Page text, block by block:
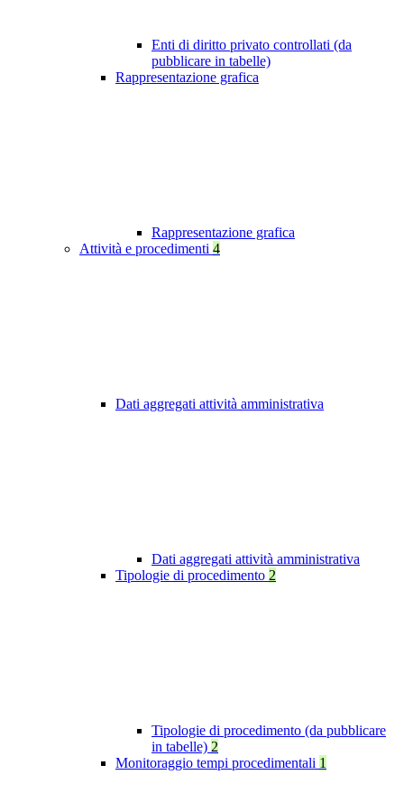
Enti di diritto privato controllati (da
pubblicare in tabelle)
Rappresentazione grafica
Rappresentazione grafica
Attività e procedimenti 4
Dati aggregati attività amministrativa
Dati aggregati attività amministrativa
Tipologie di procedimento 2
Tipologie di procedimento (da pubblicare
in tabelle) 2
Monitoraggio tempi procedimentali 1